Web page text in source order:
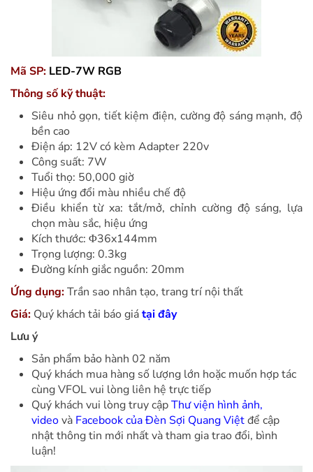
Mã SP: LED-7W RGB
Thông số kỹ thuật:
Siêu nhỏ gọn, tiết kiệm điện, cường độ sáng mạnh, độ
bền cao
Điện áp: 12V có kèm Adapter 220v
Công suất: 7W
Tuổi thọ: 50,000 giờ
Hiệu ứng đổi màu nhiều chế độ
Điều khiển từ xa: tắt/mở, chỉnh cường độ sáng, lựa
chọn màu sắc, hiệu ứng
Kích thước: Φ36x144mm
Trọng lượng: 0.3kg
Đường kính giắc nguồn: 20mm
Ứng dụng:Trần sao nhân tạo, trang trí nội thất
Giá: Quý khách tải báo giátại đây
Lưu ý
Sản phẩm bảo hành 02 năm
Quý khách mua hàng số lượng lớn hoặc muốn hợp tác
cùng VFOL vui lòng liên hệ trực tiếp
Quý khách vui lòng truy cậpThư viện hình ảnh,
videovà Facebook của Đèn Sợi Quang Việtđể cập
nhật thông tin mới nhất và tham gia trao đổi, bình
luận!